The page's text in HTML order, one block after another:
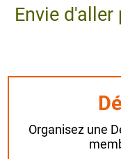
Envie
Organisez une